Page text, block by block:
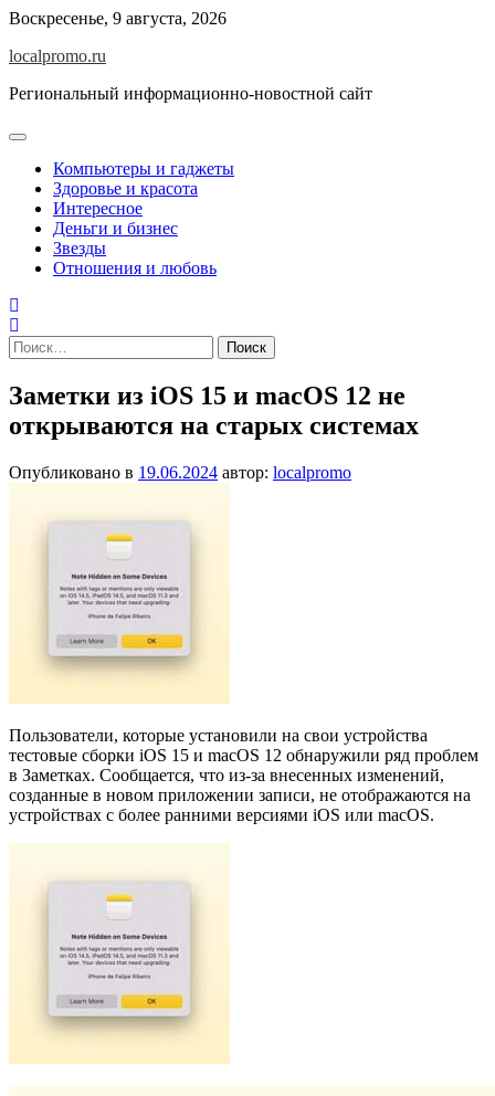
Перейти
содержимому
Воскресенье, 9 августа, 2026
localpromo.ru
Региональный информационно-новостной сайт
Компьютеры и гаджеты
Здоровье и красота
Интересное
Деньги и бизнес
Звезды
Отношения и любовь
Найти:
Заметки из iOS 15 и macOS 12 не
открываются на старых системах
Опубликовано в 19.06.2024 автор: localpromo
Пользователи, которые установили на свои устройства
тестовые сборки iOS 15 и macOS 12 обнаружили ряд проблем
в Заметках. Сообщается, что из-за внесенных изменений,
созданные в новом приложении записи, не отображаются на
устройствах с более ранними версиями iOS или macOS.